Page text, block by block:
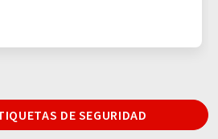
DE SEGURIDAD